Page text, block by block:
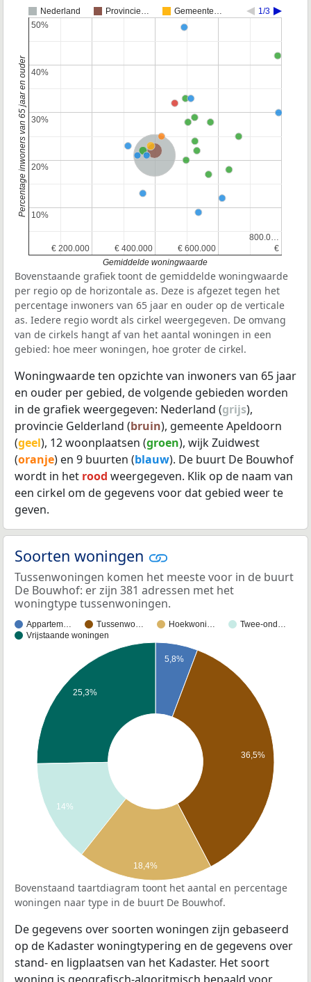
Nederland Provincie… Gemeente… 1/3
Nederland
Provincie Gelderland
€ 200.000
€ 200.000 € 400.000
€ 400.000 € 600.000
€ 600.000 €
€
800.0…
800.0…
10%
10%
20%
20%
30%
30%
40%
40%
50%
50%
Gemiddelde woningwaarde
Percentage inwoners van 65 jaar en ouder
Bovenstaande grafiek toont de gemiddelde woningwaarde
per regio op de horizontale as. Deze is afgezet tegen het
percentage inwoners van 65 jaar en ouder op de verticale
as. Iedere regio wordt als cirkel weergegeven. De omvang
van de cirkels hangt af van het aantal woningen in een
gebied: hoe meer woningen, hoe groter de cirkel.
Woningwaarde ten opzichte van inwoners van 65 jaar
en ouder per gebied, de volgende gebieden worden
in de grafiek weergegeven: Nederland (grijs),
provincie Gelderland (bruin), gemeente Apeldoorn
(geel), 12 woonplaatsen (groen), wijk Zuidwest
(oranje) en 9 buurten (blauw). De buurt De Bouwhof
wordt in het rood weergegeven. Klik op de naam van
een cirkel om de gegevens voor dat gebied weer te
geven.
Soorten woningen
Tussenwoningen komen het meeste voor in de buurt
De Bouwhof: er zijn 381 adressen met het
woningtype tussenwoningen.
Appartem… Tussenwo… Hoekwoni…
Twee-ond…
Vrijstaande woningen
5,8%
36,5%
25,3%
14%
18,4%
Bovenstaand taartdiagram toont het aantal en percentage
woningen naar type in de buurt De Bouwhof.
De gegevens over soorten woningen zijn gebaseerd
op de Kadaster woningtypering en de gegevens over
stand- en ligplaatsen van het Kadaster. Het soort